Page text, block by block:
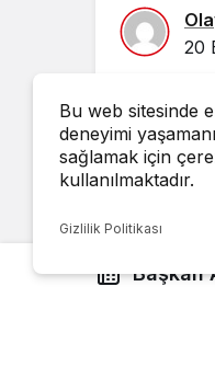
20
Başkan Akın, Bandırma Kültür Merkezi inşaatını yeniden
Bu web sitesinde
deneyimi
sağlamak için
kullanılmaktadır.
Gizlilik Politikası